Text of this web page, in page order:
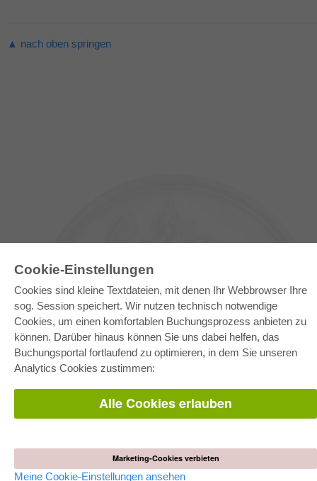
Cookie-Einstellungen
Cookies sind kleine Textdateien, mit denen Ihr Webbrowser Ihre
sog. Session speichert. Wir nutzen technisch notwendige
Cookies, um einen komfortablen Buchungsprozess anbieten zu
können. Darüber hinaus können Sie uns dabei helfen, das
Buchungsportal fortlaufend zu optimieren, in dem Sie unseren
Analytics Cookies zustimmen:
Alle Cookies erlauben
Marketing-Cookies verbieten
Meine Cookie-Einstellungen ansehen
▲ nach oben springen
E-COLLECTION
Gesamtpaket
Fachbereichspakete
Bereitstellung von E-Books
Häufig gestellte Fragen (FAQ)
Alle Autoren
AGB